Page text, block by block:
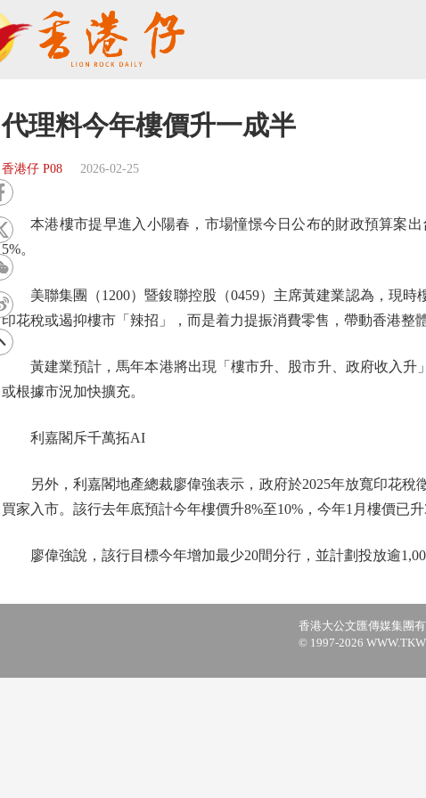
代理料今年樓價升一成半
香港仔 P08 2026-02-25
本港樓市提早進入小陽春，市場憧憬今日公布的財政預算案出
5%。
美聯集團（1200）暨鋑聯控股（0459）主席黃建業認為，現時
印花稅或遏抑樓市「辣招」，而是着力提振消費零售，帶動香港整體
黃建業預計，馬年本港將出現「樓市升、股市升、政府收入升
或根據市況加快擴充。
利嘉閣斥千萬拓AI
另外，利嘉閣地產總裁廖偉強表示，政府於2025年放寬印花稅
買家入市。該行去年底預計今年樓價升8%至10%，今年1月樓價已升
廖偉強說，該行目標今年增加最少20間分行，並計劃投放逾
香港大公文匯傳媒集團
© 1997-2026